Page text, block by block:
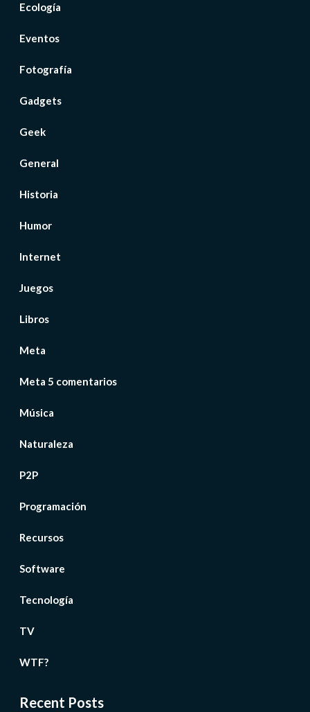
Ecología
Eventos
Fotografía
Gadgets
Geek
General
Historia
Humor
Internet
Juegos
Libros
Meta
Meta 5 comentarios
Música
Naturaleza
P2P
Programación
Recursos
Software
Tecnología
TV
WTF?
Recent Posts